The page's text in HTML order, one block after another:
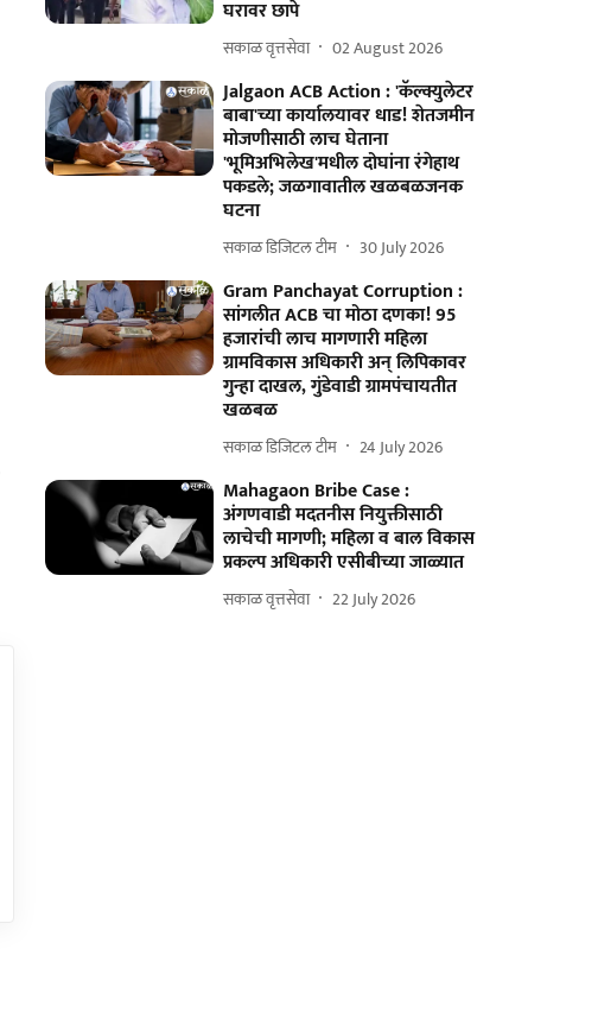
घरावर छापे
सकाळ वृत्तसेवा 02 August 2026
Jalgaon ACB Action : 'कॅल्क्युलेटर
बाबा'च्या कार्यालयावर धाड! शेतजमीन
मोजणीसाठी लाच घेताना
'भूमिअभिलेख'मधील दोघांना रंगेहाथ
पकडले; जळगावातील खळबळजनक
घटना
सकाळ डिजिटल टीम 30 July 2026
Gram Panchayat Corruption :
सांगलीत ACB चा मोठा दणका! 95
हजारांची लाच मागणारी महिला
ग्रामविकास अधिकारी अन् लिपिकावर
गुन्हा दाखल, गुंडेवाडी ग्रामपंचायतीत
खळबळ
सकाळ डिजिटल टीम 24 July 2026
Mahagaon Bribe Case :
अंगणवाडी मदतनीस नियुक्तीसाठी
लाचेची मागणी; महिला व बाल विकास
प्रकल्प अधिकारी एसीबीच्या जाळ्यात
सकाळ वृत्तसेवा 22 July 2026